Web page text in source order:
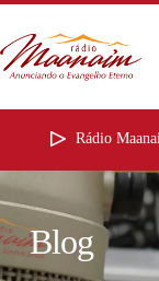
Rádio
Blog